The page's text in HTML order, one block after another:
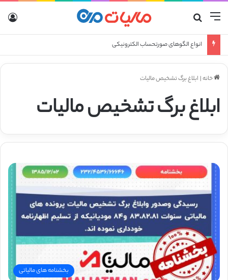
منو
انواع الگوهای صورتحساب الکترونیکی
خانه| ابلاغ برگ تشخیص مالیات
ابلاغ برگ تشخیص مالیات
بخشنامه های مالیاتی